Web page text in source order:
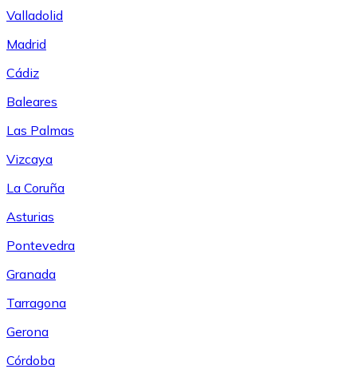
Valladolid
Madrid
Cádiz
Baleares
Las Palmas
Vizcaya
La Coruña
Asturias
Pontevedra
Granada
Tarragona
Gerona
Córdoba